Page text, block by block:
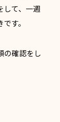
して、一週
す。
の確認をし